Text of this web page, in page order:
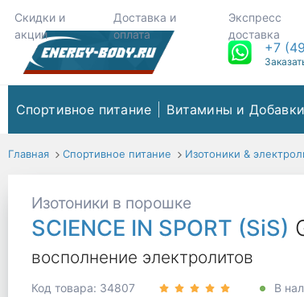
Скидки и
акции
Доставка и
оплата
Экспресс
доставка
+7
Спортивное питание Витамины и Добавки
Главная Спортивное питание Изотоники &
Изотоники в порошке
SCIENCE IN SPORT (SiS)
восполнение электролитов
Код товара: 34807 В